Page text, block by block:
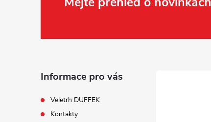
Informace pro vás
Veletrh DUFFEK
Kontakty